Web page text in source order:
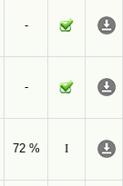
-
-
72 %
I